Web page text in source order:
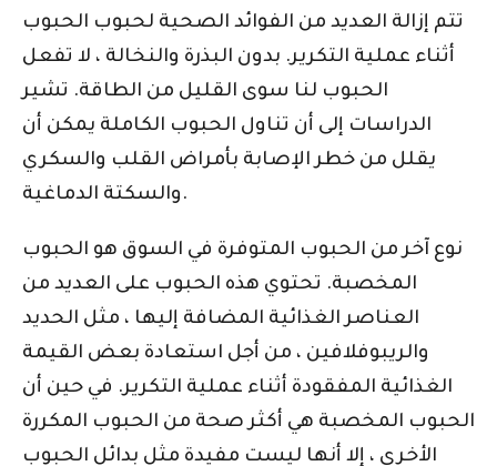
تتم إزالة العديد من الفوائد الصحية لحبوب الحبوب
أثناء عملية التكرير. بدون البذرة والنخالة ، لا تفعل
الحبوب لنا سوى القليل من الطاقة. تشير
الدراسات إلى أن تناول الحبوب الكاملة يمكن أن
يقلل من خطر الإصابة بأمراض القلب والسكري
والسكتة الدماغية.
نوع آخر من الحبوب المتوفرة في السوق هو الحبوب
المخصبة. تحتوي هذه الحبوب على العديد من
العناصر الغذائية المضافة إليها ، مثل الحديد
والريبوفلافين ، من أجل استعادة بعض القيمة
الغذائية المفقودة أثناء عملية التكرير. في حين أن
الحبوب المخصبة هي أكثر صحة من الحبوب المكررة
الأخرى ، إلا أنها ليست مفيدة مثل بدائل الحبوب